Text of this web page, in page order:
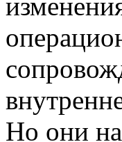
Но они